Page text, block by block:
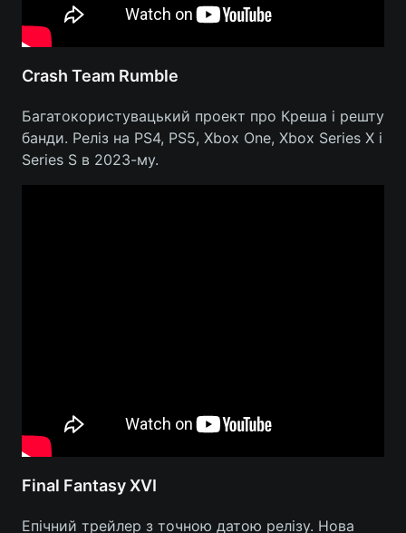
Crash Team Rumble
Багатокористувацький проект про Креша і решту
банди. Реліз на PS4, PS5, Xbox One, Xbox Series X і
Series S в 2023-му.
Final Fantasy XVI
Епічний трейлер з точною датою релізу. Нова